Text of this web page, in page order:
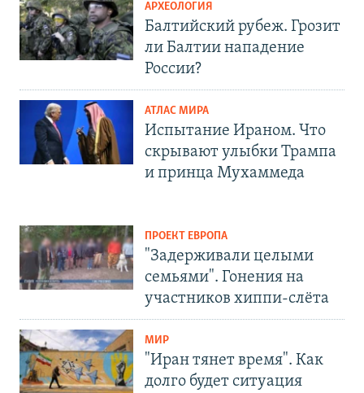
АРХЕОЛОГИЯ
Балтийский рубеж. Грозит
ли Балтии нападение
России?
АТЛАС МИРА
Испытание Ираном. Что
скрывают улыбки Трампа
и принца Мухаммеда
ПРОЕКТ ЕВРОПА
"Задерживали целыми
семьями". Гонения на
участников хиппи-слёта
МИР
"Иран тянет время". Как
долго будет ситуация